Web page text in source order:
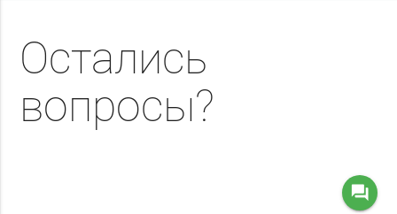
Остались
вопросы?
question_answer